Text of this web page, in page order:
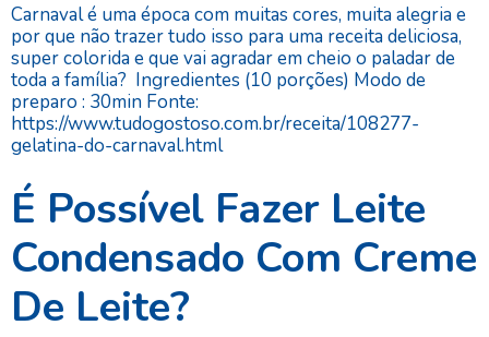
Carnaval é uma época com muitas cores, muita alegria e
por que não trazer tudo isso para uma receita deliciosa,
super colorida e que vai agradar em cheio o paladar de
toda a família? Ingredientes (10 porções) Modo de
preparo : 30min Fonte:
https://www.tudogostoso.com.br/receita/108277-
gelatina-do-carnaval.html
É Possível Fazer Leite
Condensado Com Creme
De Leite?